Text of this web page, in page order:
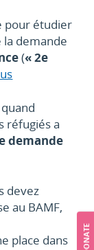
pour étudier
demande
(«2e
réfugiés a
demande
devez
au BAMF,
place dans
DONATE